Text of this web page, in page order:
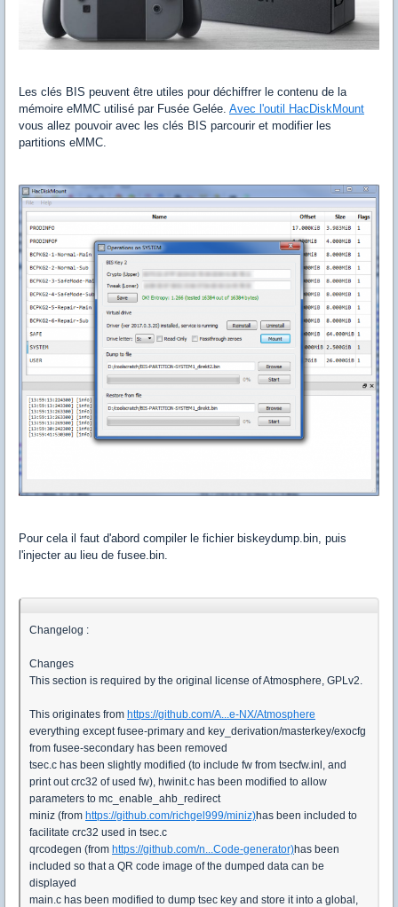
Les clés BIS peuvent être utiles pour déchiffrer le contenu de la
mémoire eMMC utilisé par Fusée Gelée. Avec l'outil HacDiskMount
vous allez pouvoir avec les clés BIS parcourir et modifier les
partitions eMMC.
Pour cela il faut d'abord compiler le fichier biskeydump.bin, puis
l'injecter au lieu de fusee.bin.
Changelog :
Changes
This section is required by the original license of Atmosphere, GPLv2.
This originates from https://github.com/A...e-NX/Atmosphere
everything except fusee-primary and key_derivation/masterkey/exocfg
from fusee-secondary has been removed
tsec.c has been slightly modified (to include fw from tsecfw.inl, and
print out crc32 of used fw), hwinit.c has been modified to allow
parameters to mc_enable_ahb_redirect
miniz (from https://github.com/richgel999/miniz)has been included to
facilitate crc32 used in tsec.c
qrcodegen (from https://github.com/n...Code-generator)has been
included so that a QR code image of the dumped data can be
displayed
main.c has been modified to dump tsec key and store it into a global,